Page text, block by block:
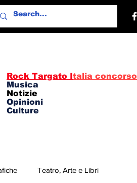
Rock Targato Italia concorso
Musica
Notizie
Opinioni
Culture
Teatro, Arte e Libri